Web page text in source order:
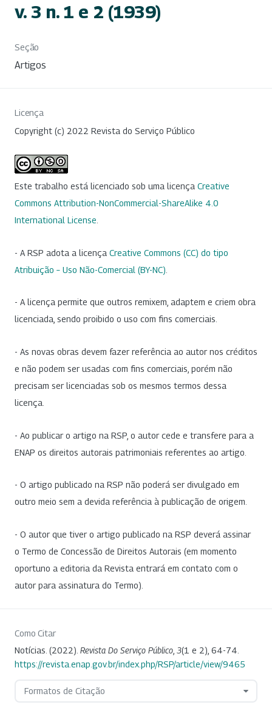
v. 3 n. 1 e 2 (1939)
Seção
Artigos
Licença
Copyright (c) 2022 Revista do Serviço Público
Este trabalho está licenciado sob uma licença Creative
Commons Attribution-NonCommercial-ShareAlike 4.0
International License
- A RSP adota a licença Creative Commons (CC) do tipo
Atribuição – Uso Não-Comercial (BY-NC)
- A licença permite que outros remixem, adaptem e criem obra
licenciada, sendo proibido o uso com fins comerciais.
- As novas obras devem fazer referência ao autor nos créditos
e não podem ser usadas com fins comerciais, porém não
precisam ser licenciadas sob os mesmos termos dessa
licença.
- Ao publicar o artigo na RSP, o autor cede e transfere para a
ENAP os direitos autorais patrimoniais referentes ao artigo.
- O artigo publicado na RSP não poderá ser divulgado em
outro meio sem a devida referência à publicação de origem.
- O autor que tiver o artigo publicado na RSP deverá assinar
o Termo de Concessão de Direitos Autorais (em momento
oportuno a editoria da Revista entrará em contato com o
autor para assinatura do Termo).
Como Citar
Notícias. (2022). Revista Do Serviço Público 3(1 e 2), 64-74.
https://revista.enap.gov.br/index.php/RSP/article/view/9465
Formatos de Citação